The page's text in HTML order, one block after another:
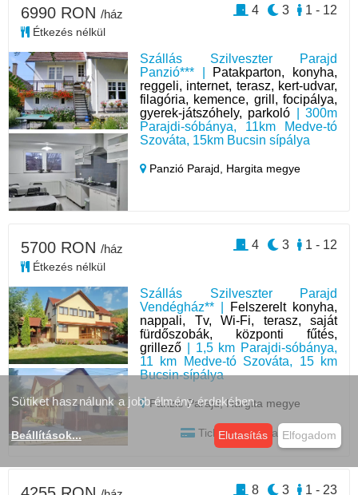
Szállás Szilveszter Parajd
Panzió*** | Patakparton, konyha,
reggeli, internet, terasz, kert-udvar,
filagória, kemence, grill, focipálya,
gyerek-játszóhely, parkoló | 300m
Parajdi-sóbánya, 11km Medve-tó
Szováta, 15km Bucsin sípálya
Panzió Parajd, Hargita megye
6990 RON /ház
Étkezés nélkül
1 - 12
3
4
Szállás Szilveszter Parajd
Vendégház** |
Felszerelt konyha,
nappali, Tv, Wi-Fi, terasz, saját
fürdőszobák, központi fűtés,
grillező | 1,5 km Parajdi-sóbánya,
11 km Medve-tó Szováta, 15 km
Bucsin-sípálya
Panzió Parajd,Hargita megye
Tichet | Card vakációs jegy
5700 RON /ház
Étkezés nélkül
1 - 12
3
4
1 - 23
3
8
Sütiket használunk a jobb élmény érdekében.
Beállítások... Elutasítás Elfogadom